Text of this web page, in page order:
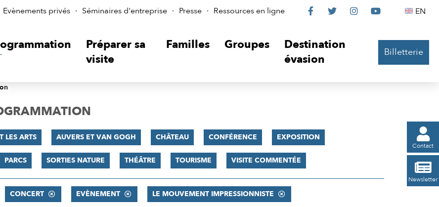
Evènements privés Séminaires d'entreprise Presse Ressources en ligne
Le
sur

Le

Le

Le
 EN
Préparer sa
visite
Familles Groupes
Destination
évasion
Billetterie

Contact

Newsletter
LES ARTS AUVERS ET VAN GOGH CHÂTEAU CONFÉRENCE EXPOSITION
PARCS SORTIES NATURE THÉÂTRE TOURISME VISITE COMMENTÉE
CONCERT EVÈNEMENT LE MOUVEMENT IMPRESSIONNISTE